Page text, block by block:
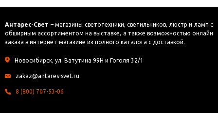
Антарес-Свет – магазины светотехники, светильников, люстр и ламп с
обширным ассортиментом на выставке, а также возможностью онлайн
заказа в интернет-магазине из полного каталога с доставкой.
Новосибирск, ул. Ватутина 99Н и Гоголя 32/1
zakaz@antares-svet.ru
8 (800) 707-53-06